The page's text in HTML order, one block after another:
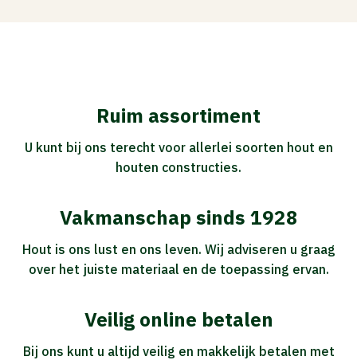
Ruim assortiment
U kunt bij ons terecht voor allerlei soorten hout en
houten constructies.
Vakmanschap sinds 1928
Hout is ons lust en ons leven. Wij adviseren u graag
over het juiste materiaal en de toepassing ervan.
Veilig online betalen
Bij ons kunt u altijd veilig en makkelijk betalen met